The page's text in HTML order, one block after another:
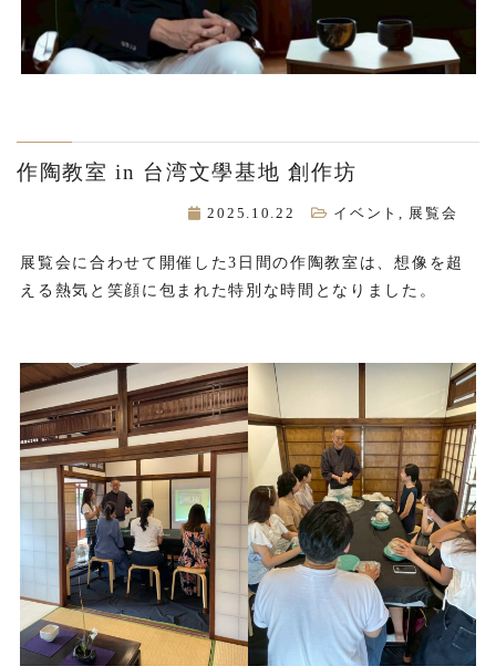
作陶教室 in 台湾文學基地 創作坊
2025.10.22 イベント 展覧会
展覧会に合わせて開催した3日間の作陶教室は、想像を超
える熱気と笑顔に包まれた特別な時間となりました。